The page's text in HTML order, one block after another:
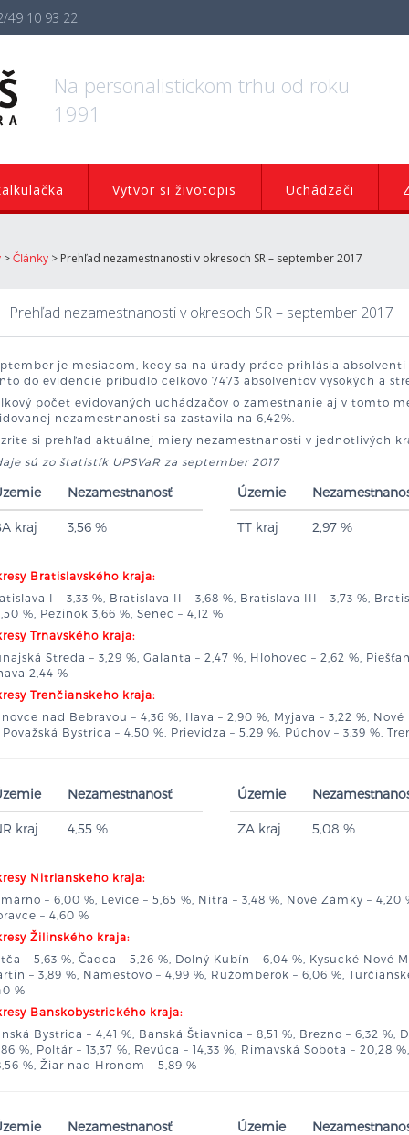
49 10 93 22
Na personalistickom trhu od roku
1991
Vytvor si životopis Uchádzači
> Články > Prehľad nezamestnanosti v okresoch SR – september 2017
Prehľad nezamestnanosti v okresoch SR – september 2017
je mesiacom, kedy sa na úrady práce prihlásia
do evidencie pribudlo celkovo 7473 absolventov vysokých a
počet evidovaných uchádzačov o zamestnanie aj v tomto
nezamestnanosti sa zastavila na 6,42%.
si prehľad aktuálnej miery nezamestnanosti v jednotlivých
sú zo štatistík UPSVaR za september 2017
Nezamestnanosť
kraj 3,56 %
Územie
TT kraj 2,97 %
Bratislavského kraja:
I – 3,33 %, Bratislava II – 3,68 %, Bratislava III – 3,73 %,
%, Pezinok 3,66 %, Senec – 4,12 %
Trnavského kraja:
Streda – 3,29 %, Galanta – 2,47 %, Hlohovec – 2,62 %,
2,44 %
Trenčianskeho kraja:
nad Bebravou – 4,36 %, Ilava – 2,90 %, Myjava – 3,22 %,
Považská Bystrica – 4,50 %, Prievidza – 5,29 %, Púchov – 3,39 %,
Nezamestnanosť
kraj 4,55 %
Územie
ZA kraj 5,08 %
Nitrianskeho kraja:
– 6,00 %, Levice – 5,65 %, Nitra – 3,48 %, Nové Zámky – 4,20
– 4,60 %
Žilinského kraja:
– 5,63 %, Čadca – 5,26 %, Dolný Kubín – 6,04 %, Kysucké Nové
– 3,89 %, Námestovo – 4,99 %, Ružomberok – 6,06 %,
%
Banskobystrického kraja:
Bystrica – 4,41 %, Banská Štiavnica – 8,51 %, Brezno – 6,32 %,
%, Poltár – 13,37 %, Revúca – 14,33 %, Rimavská Sobota – 20,28
%, Žiar nad Hronom – 5,89 %
Nezamestnanosť Územie